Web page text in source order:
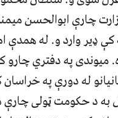
چارې ابوالحسن
ډیر وارد و. له همدې
میوندی په دفتري
له دورې په
د حکومت ټولی چارې